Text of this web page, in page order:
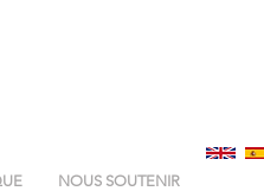
NOUS SOUTENIR